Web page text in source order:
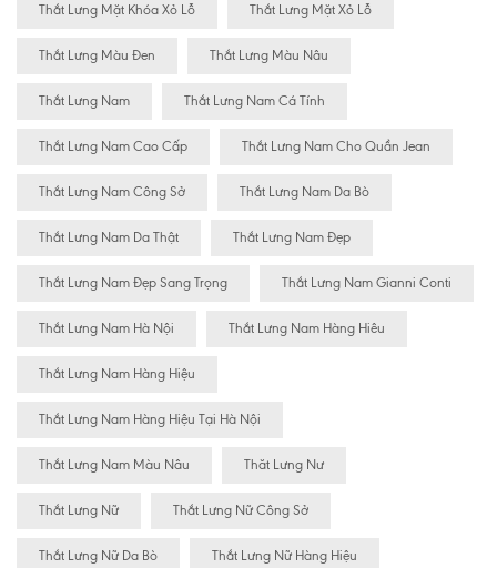
Thắt Lưng Mặt Khóa Xỏ Lỗ Thắt Lưng Mặt Xỏ Lỗ
Thắt Lưng Màu Đen Thắt Lưng Màu Nâu
Thắt Lưng Nam Thắt Lưng Nam Cá Tính
Thắt Lưng Nam Cao Cấp Thắt Lưng Nam Cho Quần Jean
Thắt Lưng Nam Công Sở Thắt Lưng Nam Da Bò
Thắt Lưng Nam Da Thật Thắt Lưng Nam Đẹp
Thắt Lưng Nam Đẹp Sang Trọng Thắt Lưng Nam Gianni Conti
Thắt Lưng Nam Hà Nội Thắt Lưng Nam Hàng Hiêu
Thắt Lưng Nam Hàng Hiệu
Thắt Lưng Nam Hàng Hiệu Tại Hà Nội
Thắt Lưng Nam Màu Nâu Thăt Lưng Nư
Thắt Lưng Nữ Thắt Lưng Nữ Công Sở
Thắt Lưng Nữ Da Bò Thắt Lưng Nữ Hàng Hiệu